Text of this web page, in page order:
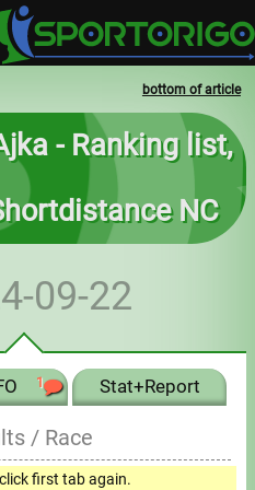
bottom of article
- Ranking list,
NC
09-22
1 Stat+Report
/ Race
first tab again.